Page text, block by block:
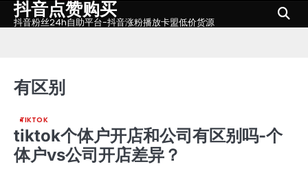
Skip抖音点赞购买
抖音粉丝24h自助平台-抖音涨粉播放卡盟低价货源
有区别
TIKTOK
tiktok个体户开店和公司有区别吗-个
体户vs公司开店差异？